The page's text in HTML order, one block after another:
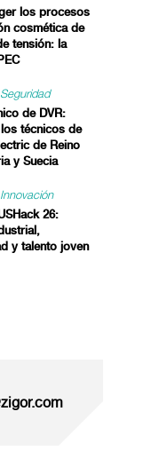
los procesos
cosmética de
tensión: la
Seguridad
de DVR:
técnicos de
de Reino
y Suecia
Innovación
26:
y talento joven